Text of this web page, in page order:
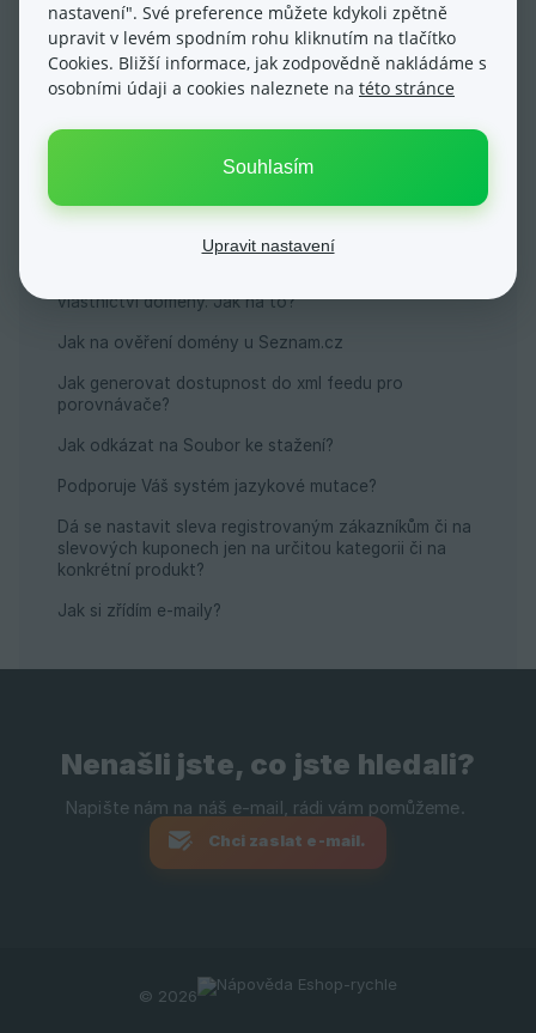
Související články
Jak vytvořit písemný nebo obrázkový odkaz?
vlastnictví domény. Jak na to?
Jak na ověření domény u Seznam.cz
Jak generovat dostupnost do xml feedu pro
porovnávače?
Jak odkázat na Soubor ke stažení?
Podporuje Váš systém jazykové mutace?
Dá se nastavit sleva registrovaným zákazníkům či na
slevových kuponech jen na určitou kategorii či na
konkrétní produkt?
Jak si zřídím e-maily?
Nenašli jste, co jste hledali?
Chci zaslat e-mail.
© 2026
nastavení". Své preference můžete kdykoli zpětně
upravit v levém spodním rohu kliknutím na tlačítko
Cookies. Bližší informace, jak zodpovědně nakládáme s
osobními údaji a cookies naleznete na této stránce
Souhlasím
Upravit nastavení